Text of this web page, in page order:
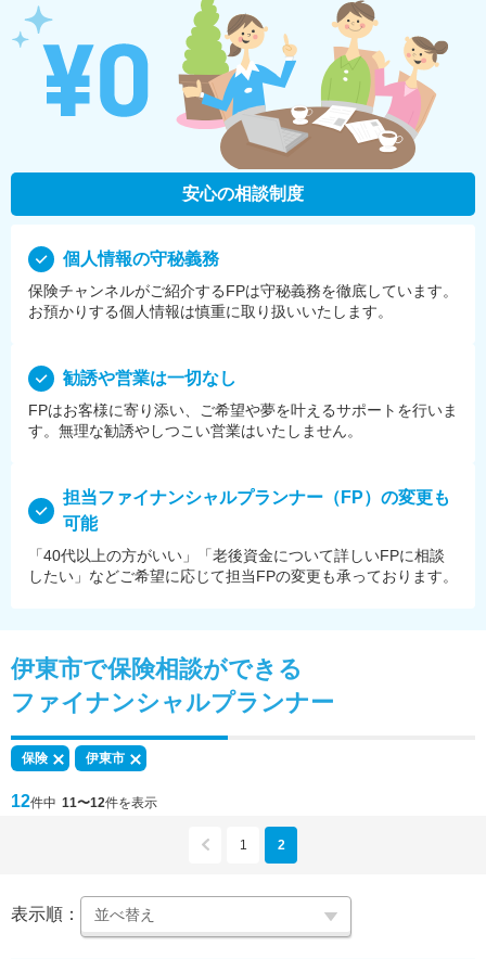
安心の相談制度
個⼈情報の守秘義務
保険チャンネルがご紹介するFPは守秘義務を徹底しています。
お預かりする個⼈情報は慎重に取り扱いいたします。
勧誘や営業は⼀切なし
FPはお客様に寄り添い、ご希望や夢を叶えるサポートを⾏いま
す。無理な勧誘やしつこい営業はいたしません。
担当ファイナンシャルプランナー（FP）の変更も
可能
「40代以上の方がいい」「老後資金について詳しいFPに相談
したい」などご希望に応じて担当FPの変更も承っております。
伊東市で保険相談ができる
ファイナンシャルプランナー
保険 伊東市
12件中 11〜12件を表示
1 2
表示順：